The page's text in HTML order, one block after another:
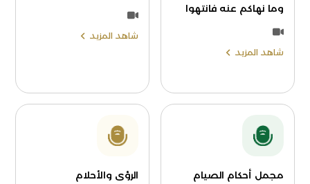
وما نهاكم عنه فانتهوا
شاهد المزيد
شاهد المزيد
مجمل أحكام الصيام
الرؤى والأحلام